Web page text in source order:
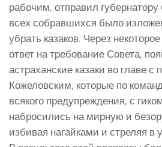
рабочим, отправил
всех собравшихся было
убрать казаков. Через
ответ на требование Совета,
астраханские казаки во главе
Кожеловским, которые по
всякого предупреждения, с
набросились на мирную и
избивая нагайками и стреляя в